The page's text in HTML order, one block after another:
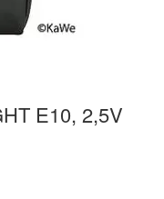
E10, 2,5V